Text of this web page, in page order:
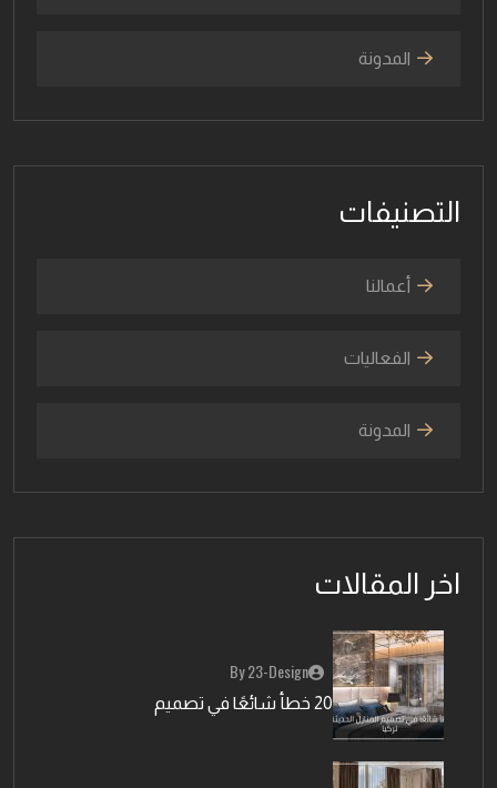
المدونة
التصنيفات
أعمالنا
الفعاليات
المدونة
اخر المقالات
By 23-Design
20 خطأ شائعًا في تصميم